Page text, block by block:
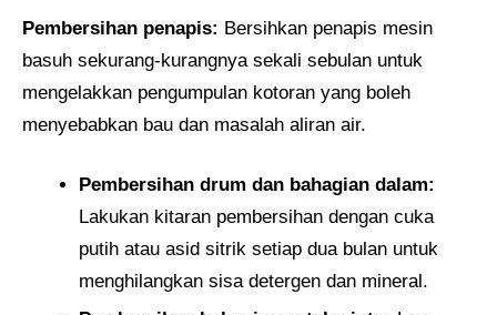
Pembersihan penapis: Bersihkan penapis mesin
basuh sekurang-kurangnya sekali sebulan untuk
mengelakkan pengumpulan kotoran yang boleh
menyebabkan bau dan masalah aliran air.
Pembersihan drum dan bahagian dalam:
Lakukan kitaran pembersihan dengan cuka
putih atau asid sitrik setiap dua bulan untuk
menghilangkan sisa detergen dan mineral.